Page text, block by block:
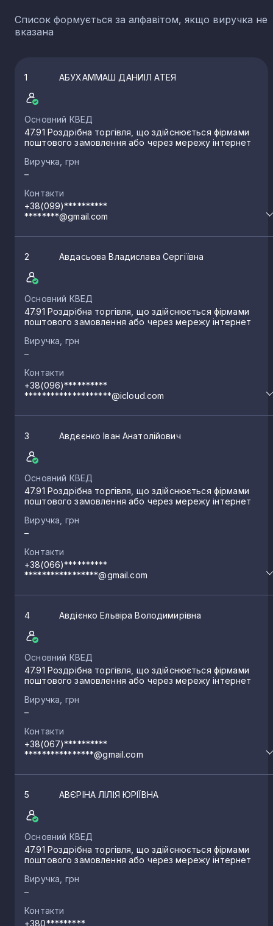
Список формується за алфавітом, якщо виручка не
вказана
1 АБУХАММАШ ДАНИІЛ АТЕЯ
Основний КВЕД
47.91 Роздрібна торгівля, що здійснюється фірмами
поштового замовлення або через мережу інтернет
Виручка, грн
–
Контакти
+38(099)**********
********@gmail.com
2 Авдасьова Владислава Сергіївна
Основний КВЕД
47.91 Роздрібна торгівля, що здійснюється фірмами
поштового замовлення або через мережу інтернет
Виручка, грн
–
Контакти
+38(096)**********
********************@icloud.com
3 Авдєєнко Іван Анатолійович
Основний КВЕД
47.91 Роздрібна торгівля, що здійснюється фірмами
поштового замовлення або через мережу інтернет
Виручка, грн
–
Контакти
+38(066)**********
*****************@gmail.com
4 Авдієнко Ельвіра Володимирівна
Основний КВЕД
47.91 Роздрібна торгівля, що здійснюється фірмами
поштового замовлення або через мережу інтернет
Виручка, грн
–
Контакти
+38(067)**********
****************@gmail.com
5 АВЄРІНА ЛІЛІЯ ЮРІЇВНА
Основний КВЕД
47.91 Роздрібна торгівля, що здійснюється фірмами
поштового замовлення або через мережу інтернет
Виручка, грн
–
Контакти
+380*********